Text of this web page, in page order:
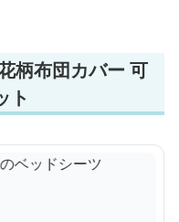
柄布団カバー 可
ト